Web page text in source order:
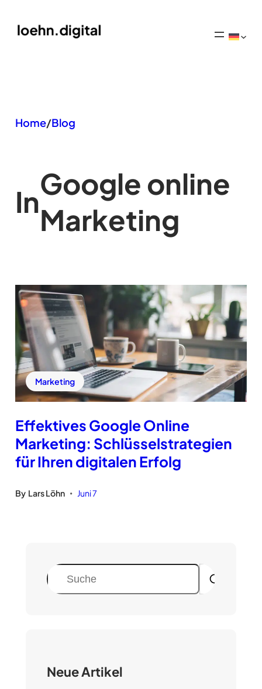
Inhalt
Home/Blog
In
Google online
Marketing
Marketing
Effektives Google Online
Marketing: Schlüsselstrategien
für Ihren digitalen Erfolg
By Lars Löhn • Juni 7
S
u
Neue Artikel